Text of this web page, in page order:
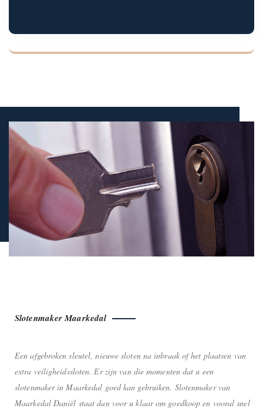
Slotenmaker Maarkedal
Een afgebroken sleutel, nieuwe sloten na inbraak of het plaatsen van
extra veiligheidssloten. Er zijn van die momenten dat u een
slotenmaker in Maarkedal goed kan gebruiken. Slotenmaker van
Maarkedal Daniël staat dan voor u klaar om goedkoop en vooral snel